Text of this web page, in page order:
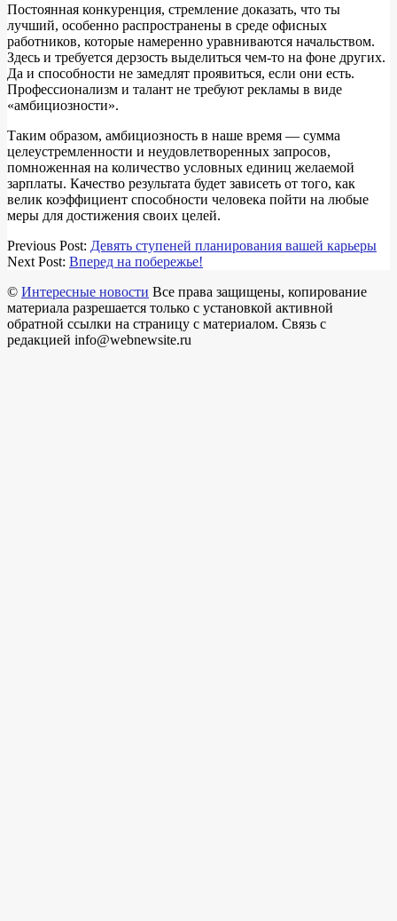
Постоянная конкуренция, стремление доказать, что ты
лучший, особенно распространены в среде офисных
работников, которые намеренно уравниваются начальством.
Здесь и требуется дерзость выделиться чем-то на фоне других.
Да и способности не замедлят проявиться, если они есть.
Профессионализм и талант не требуют рекламы в виде
«амбициозности».
Таким образом, амбициозность в наше время — сумма
целеустремленности и неудовлетворенных запросов,
помноженная на количество условных единиц желаемой
зарплаты. Качество результата будет зависеть от того, как
велик коэффициент способности человека пойти на любые
меры для достижения своих целей.
2017-
10-
Previous Post: Девять ступеней планирования вашей карьеры
Next Post: Вперед на побережье!
© Интересные новости Все права защищены, копирование
материала разрешается только с установкой активной
обратной ссылки на страницу с материалом. Связь с
редакцией info@webnewsite.ru